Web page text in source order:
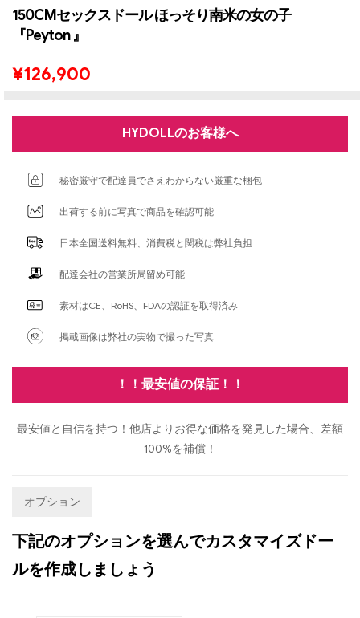
150CMセックスドール ほっそり南米の女の子
『Peyton 』
¥126,900
HYDOLLのお客様へ
秘密厳守で配達員でさえわからない厳重な梱包
出荷する前に写真で商品を確認可能
日本全国送料無料、消費税と関税は弊社負担
配達会社の営業所局留め可能
素材はCE、RoHS、FDAの認証を取得済み
掲載画像は弊社の実物で撮った写真
！！最安値の保証！！
最安値と自信を持つ！他店よりお得な価格を発見した場合、差額
100%を補償！
オプション
下記のオプションを選んでカスタマイズドー
ルを作成しましょう